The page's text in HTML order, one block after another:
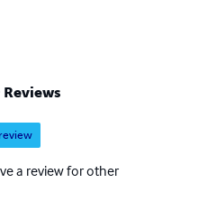
a review for other